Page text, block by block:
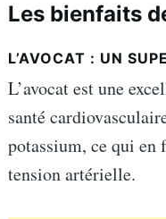
Les bienfaits
L’AVOCAT : UN
L’avocat est une
santé
potassium, ce qui
tension artérielle.